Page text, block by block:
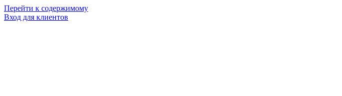
Перейти к содержимому
Вход для клиентов